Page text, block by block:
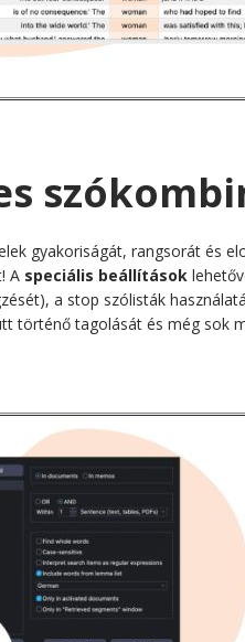
gyakoriságát, rangsorát és
A speciális beállítások
a stop szólisták
történő tagolását és még sok